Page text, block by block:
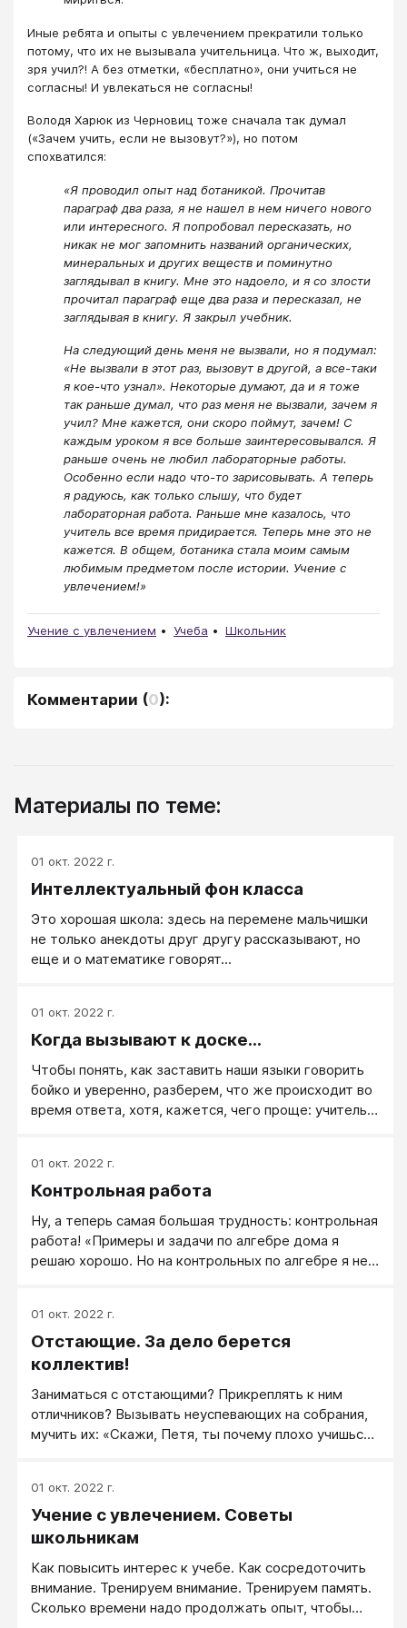
Иные ребята и опыты с увлечением прекратили только
потому, что их не вызывала учительница. Что ж, выходит,
зря учил?! А без отметки, «бесплатно», они учиться не
согласны! И увлекаться не согласны!
Володя Харюк из Черновиц тоже сначала так думал
(«Зачем учить, если не вызовут?»), но потом
спохватился:
«Я проводил опыт над ботаникой. Прочитав
параграф два раза, я не нашел в нем ничего нового
или интересного. Я попробовал пересказать, но
никак не мог запомнить названий органических,
минеральных и других веществ и поминутно
заглядывал в книгу. Мне это надоело, и я со злости
прочитал параграф еще два раза и пересказал, не
заглядывая в книгу. Я закрыл учебник.
На следующий день меня не вызвали, но я подумал:
«Не вызвали в этот раз, вызовут в другой, а все-таки
я кое-что узнал». Некоторые думают, да и я тоже
так раньше думал, что раз меня не вызвали, зачем я
учил? Мне кажется, они скоро поймут, зачем! С
каждым уроком я все больше заинтересовывался. Я
раньше очень не любил лабораторные работы.
Особенно если надо что-то зарисовывать. А теперь
я радуюсь, как только слышу, что будет
лабораторная работа. Раньше мне казалось, что
учитель все время придирается. Теперь мне это не
кажется. В общем, ботаника стала моим самым
любимым предметом после истории. Учение с
увлечением!»
Учение с увлечением Учеба Школьник
Комментарии (0):
Материалы по теме:
01 окт. 2022 г.
Интеллектуальный фон класса
Это хорошая школа: здесь на перемене мальчишки
не только анекдоты друг другу рассказывают, но
еще и о математике говорят...
01 окт. 2022 г.
Когда вызывают к доске...
Чтобы понять, как заставить наши языки говорить
бойко и уверенно, разберем, что же происходит во
время ответа, хотя, кажется, чего проще: учитель
01 окт. 2022 г.
Контрольная работа
Ну, а теперь самая большая трудность: контрольная
работа! «Примеры и задачи по алгебре дома я
решаю хорошо. Но на контрольных по алгебре я не
не хватает самообладания. Страх совсем забивает
способности — это доказано многими, очень
многими экспериментами. Страх слегка помогает,
требуется что-то новое, какое-то творчество — и
страх становится губительным.
01 окт. 2022 г.
Отстающие. За дело берется
коллектив!
Заниматься с отстающими? Прикреплять к ним
отличников? Вызывать неуспевающих на собрания,
мучить их: «Скажи, Петя, ты почему плохо учишься?
педагогических наук не смогла бы ответить на
вопрос, отчего он плохо учится и как «к концу
недели» исправить его двойки. Попытаемся
стратегию.
01 окт. 2022 г.
Учение с увлечением. Советы
школьникам
Как повысить интерес к учебе. Как сосредоточить
внимание. Тренируем внимание. Тренируем память.
Сколько времени надо продолжать опыт, чтобы